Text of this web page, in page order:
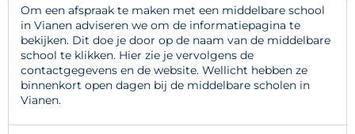
Om een afspraak te maken met een middelbare school
in Vianen adviseren we om de informatiepagina te
bekijken. Dit doe je door op de naam van de middelbare
school te klikken. Hier zie je vervolgens de
contactgegevens en de website. Wellicht hebben ze
binnenkort open dagen bij de middelbare scholen in
Vianen.